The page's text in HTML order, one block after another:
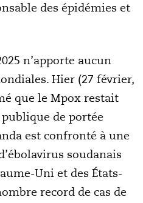
des épidémies et
n’apporte aucun
Hier (27 février,
que le Mpox restait
publique de portée
est confronté à une
soudanais
Uni et des États-
record de cas de